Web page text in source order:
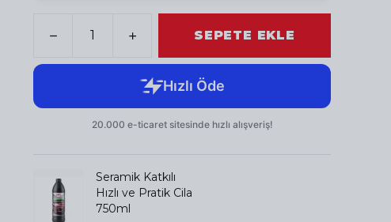
SEPETE EKLE
Seramik Katkılı
Hızlı ve Pratik Cila
750ml